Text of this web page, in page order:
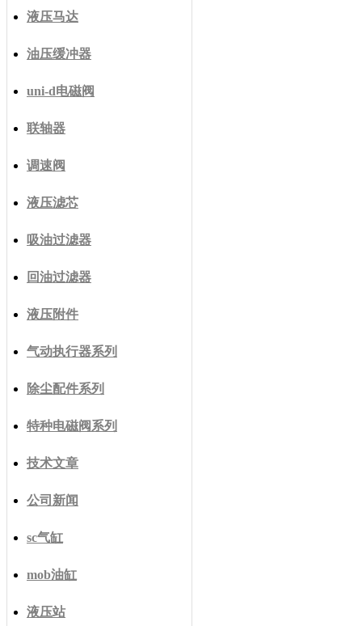
液压马达
油压缓冲器
uni-d电磁阀
联轴器
调速阀
液压滤芯
吸油过滤器
回油过滤器
液压附件
气动执行器系列
除尘配件系列
特种电磁阀系列
技术文章
公司新闻
sc气缸
mob油缸
液压站